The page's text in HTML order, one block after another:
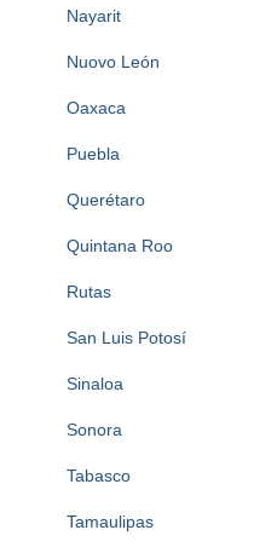
Nayarit
Nuovo León
Oaxaca
Puebla
Querétaro
Quintana Roo
Rutas
San Luis Potosí
Sinaloa
Sonora
Tabasco
Tamaulipas